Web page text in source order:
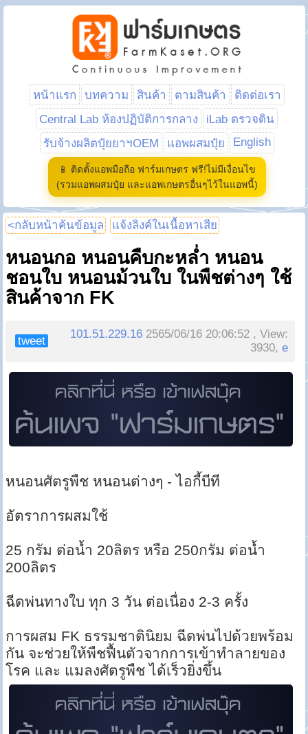
หน้าแรก บทความ สินค้า ตามสินค้า
ติดต่อเรา
Central Lab ห้องปฏิบัติการกลาง
iLab ตรวจดิน
รับจ้างผลิตปุ๋ยยาฯOEM
แอพผสมปุ๋ย English
📱 ติดตั้งแอพมือถือ ฟาร์มเกษตร ฟรี!ไม่มีเงื่อนไข
(รวมแอพผสมปุ๋ย และแอพเกษตรอื่นๆไว้ในแอพนี้)
<กลับหน้าค้นข้อมูล แจ้งลิงค์ในเนื้อหาเสีย
หนอนกอ หนอนคืบกะหล่ำ หนอน
ชอนใบ หนอนม้วนใบ ในพืชต่างๆ ใช้
สินค้าจาก FK
tweet
101.51.229.16 2565/06/16 20:06:52 , View:
3930,e
หนอนศัตรูพืช หนอนต่างๆ - ไอกี้บีที
อัตราการผสมใช้
25 กรัม ต่อน้ำ 20ลิตร หรือ 250กรัม ต่อน้ำ
200ลิตร
ฉีดพ่นทางใบ ทุก 3 วัน ต่อเนื่อง 2-3 ครั้ง
การผสม FK ธรรมชาตินิยม ฉีดพ่นไปด้วยพร้อม
กัน จะช่วยให้พืชฟื้นตัวจากการเข้าทำลายของ
โรค และ แมลงศัตรูพืช ได้เร็วยิ่งขึ้น